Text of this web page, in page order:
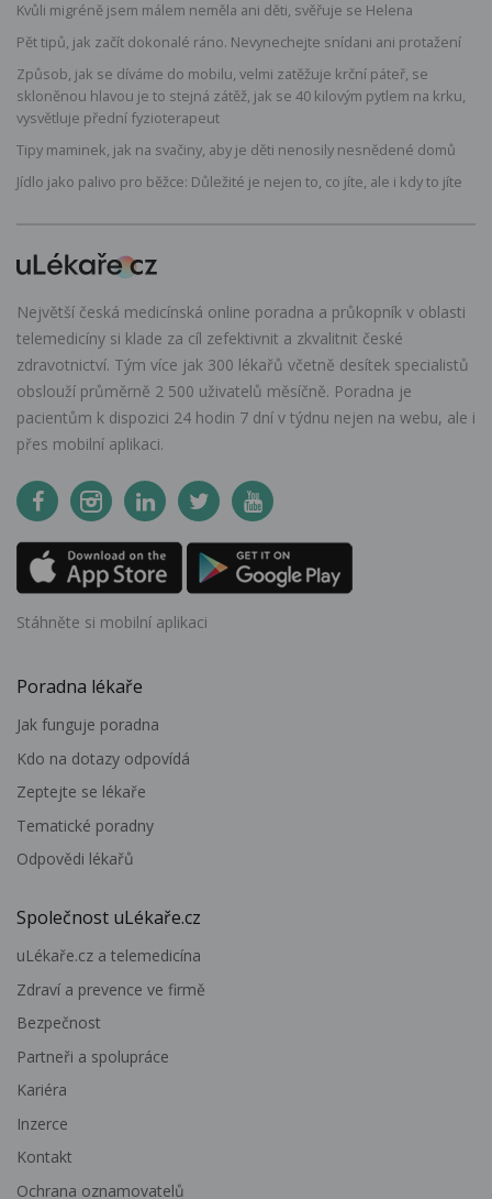
Kvůli migréně jsem málem neměla ani děti, svěřuje se Helena
Pět tipů, jak začít dokonalé ráno. Nevynechejte snídani ani protažení
Způsob, jak se díváme do mobilu, velmi zatěžuje krční páteř, se
skloněnou hlavou je to stejná zátěž, jak se 40 kilovým pytlem na krku,
vysvětluje přední fyzioterapeut
Tipy maminek, jak na svačiny, aby je děti nenosily nesnědené domů
Jídlo jako palivo pro běžce: Důležité je nejen to, co jíte, ale i kdy to jíte
Největší česká medicínská online poradna a průkopník v oblasti
telemedicíny si klade za cíl zefektivnit a zkvalitnit české
zdravotnictví. Tým více jak 300 lékařů včetně desítek specialistů
obslouží průměrně 2 500 uživatelů měsíčně. Poradna je
pacientům k dispozici 24 hodin 7 dní v týdnu nejen na webu, ale i
přes mobilní aplikaci.
Stáhněte si mobilní aplikaci
Poradna lékaře
Jak funguje poradna
Kdo na dotazy odpovídá
Zeptejte se lékaře
Tematické poradny
Odpovědi lékařů
Společnost uLékaře.cz
uLékaře.cz a telemedicína
Zdraví a prevence ve firmě
Bezpečnost
Partneři a spolupráce
Kariéra
Inzerce
Kontakt
Ochrana oznamovatelů